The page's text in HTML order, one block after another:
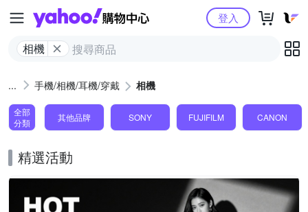
Yahoo購物中心
相機
登入
手機/相機/耳機/穿戴 相機
全部
分類
其他品牌 SONY FUJIFILM CANON
精選活動